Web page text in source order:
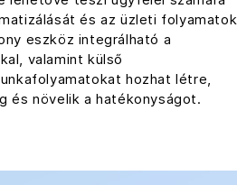
és az üzleti folyamatok
eszköz integrálható a
valamint külső
hozhat létre,
és növelik a hatékonyságot.